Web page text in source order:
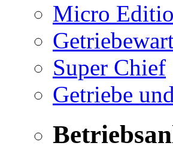
Micro
Super Chief
Getriebe